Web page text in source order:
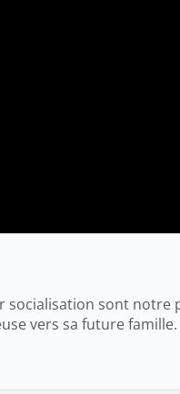
socialisation sont notre
vers sa future famille.